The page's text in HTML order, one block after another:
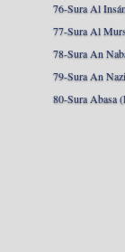
76-Sura Al
77-Sura Al
78-Sura An
79-Sura An
80-Sura Abasa